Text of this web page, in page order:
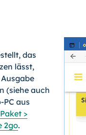
das
lässt,
(siehe auch
PC aus
>
2go.